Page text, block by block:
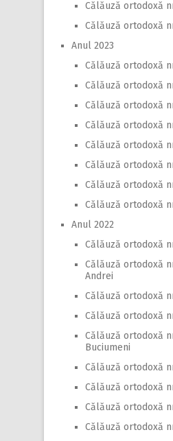
Călăuză ortodoxă
Călăuză ortodoxă
Anul 2023
Călăuză ortodoxă
Călăuză ortodoxă
Călăuză ortodoxă
Călăuză ortodoxă
Călăuză ortodoxă
Călăuză ortodoxă
Călăuză ortodoxă
Călăuză ortodoxă
Anul 2022
Călăuză ortodoxă
Călăuză ortodoxă
Andrei
Călăuză ortodoxă
Călăuză ortodoxă
Călăuză ortodoxă
Buciumeni
Călăuză ortodoxă
Călăuză ortodoxă
Călăuză ortodoxă
Călăuză ortodoxă